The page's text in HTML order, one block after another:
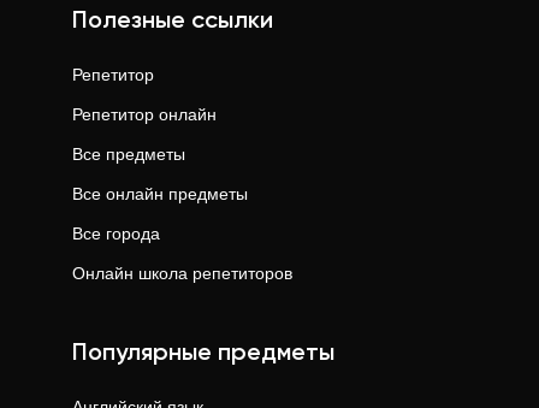
Полезные ссылки
Репетитор
Репетитор онлайн
Все предметы
Все онлайн предметы
Все города
Онлайн школа репетиторов
Популярные предметы